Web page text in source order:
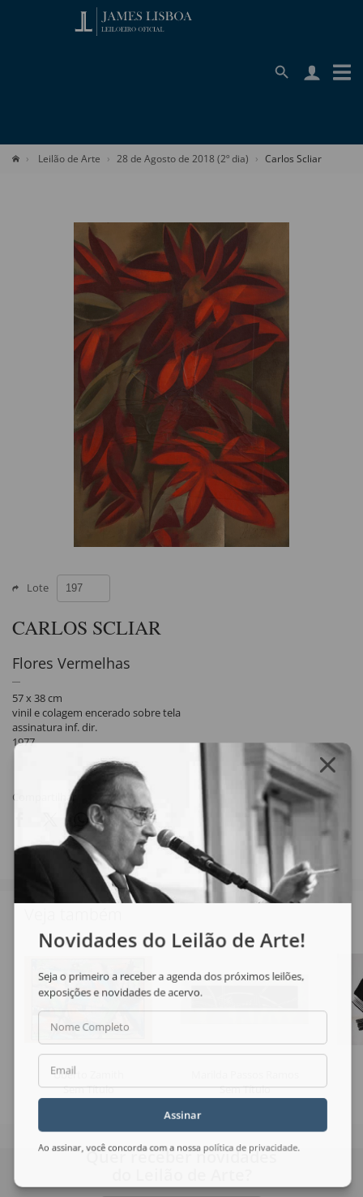
Leilão de Arte 28 de Agosto de 2018 (2º dia) Carlos Scliar
Lote
CARLOS SCLIAR
Flores Vermelhas
57 x 38 cm
vinil e colagem encerado sobre tela
assinatura inf. dir.
1977
Compartilhar
Uberto Zamith
Sem Título
Sem Título
Novidades do Leilão de Arte!
Seja o primeiro a receber a agenda dos próximos leilões,
exposições e novidades de acervo.
Nome Completo
Email
Assinar
Ao assinar, você concorda com a nossa política de privacidade.
Quer receber novidades